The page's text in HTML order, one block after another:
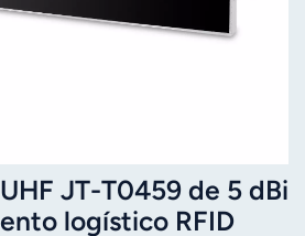
JT-T0459 de 5 dBi
logístico RFID